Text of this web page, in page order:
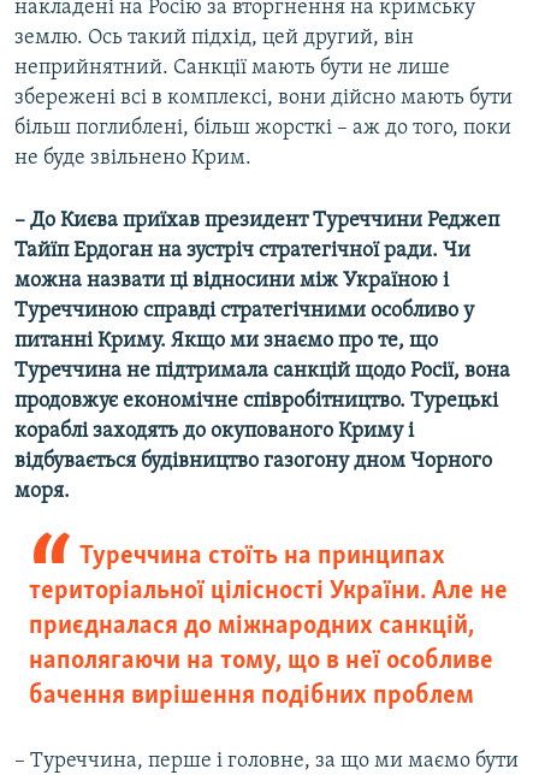
накладені на Росію за вторгнення на кримську
землю. Ось такий підхід, цей другий, він
неприйнятний. Санкції мають бути не лише
збережені всі в комплексі, вони дійсно мають бути
більш поглиблені, більш жорсткі – аж до того, поки
не буде звільнено Крим.
– До Києва приїхав президент Туреччини Реджеп
Тайїп Ердоган на зустріч стратегічної ради. Чи
можна назвати ці відносини між Україною і
Туреччиною справді стратегічними особливо у
питанні Криму. Якщо ми знаємо про те, що
Туреччина не підтримала санкцій щодо Росії, вона
продовжує економічне співробітництво. Турецькі
кораблі заходять до окупованого Криму і
відбувається будівництво газогону дном Чорного
моря.
Туреччина стоїть на принципах
територіальної цілісності України. Але не
приєдналася до міжнародних санкцій,
наполягаючи на тому, що в неї особливе
бачення вирішення подібних проблем
– Туреччина, перше і головне, за що ми маємо бути